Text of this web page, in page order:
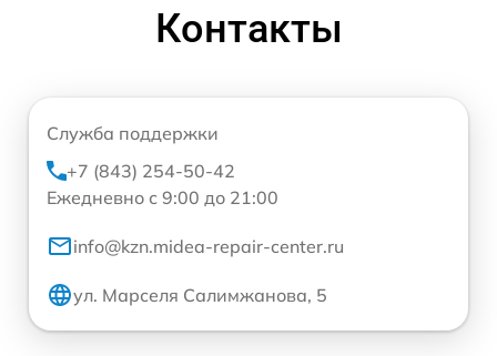
Контакты
Служба поддержки
+7 (843) 254-50-42
Ежедневно с 9:00 до 21:00
info@kzn.midea-repair-center.ru
ул. Марселя Салимжанова, 5